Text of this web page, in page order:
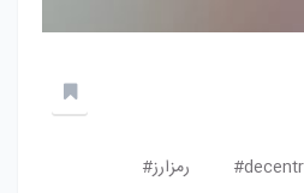
رمزارز#